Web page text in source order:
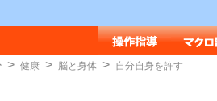
健康 脳と身体 自分自身を許す